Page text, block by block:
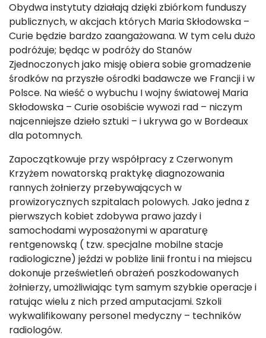
Obydwa instytuty działają dzięki zbiórkom funduszy
publicznych, w akcjach których Maria Skłodowska –
Curie będzie bardzo zaangażowana. W tym celu dużo
podróżuje; będąc w podróży do Stanów
Zjednoczonych jako misję obiera sobie gromadzenie
środków na przyszłe ośrodki badawcze we Francji i w
Polsce. Na wieść o wybuchu I wojny światowej Maria
Skłodowska – Curie osobiście wywozi rad – niczym
najcenniejsze dzieło sztuki – i ukrywa go w Bordeaux
dla potomnych.
Zapoczątkowuje przy współpracy z Czerwonym
Krzyżem nowatorską praktykę diagnozowania
rannych żołnierzy przebywających w
prowizorycznych szpitalach polowych. Jako jedna z
pierwszych kobiet zdobywa prawo jazdy i
samochodami wyposażonymi w aparaturę
rentgenowską ( tzw. specjalne mobilne stacje
radiologiczne) jeździ w pobliże linii frontu i na miejscu
dokonuje prześwietleń obrażeń poszkodowanych
żołnierzy, umożliwiając tym samym szybkie operacje i
ratując wielu z nich przed amputacjami. Szkoli
wykwalifikowany personel medyczny – techników
radiologów.